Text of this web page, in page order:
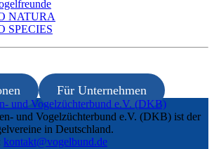
NATURA
SPECIES
Für Unternehmen
und Vogelzüchterbund e.V. (DKB) ist der
in Deutschland.
kontakt@vogelbund.de